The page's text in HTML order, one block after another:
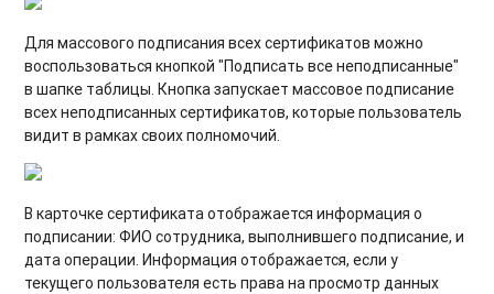
Для массового подписания всех сертификатов можно
воспользоватьсякнопкой "Подписать все неподписанные"
в шапке таблицы. Кнопка запускает массовое подписание
всех неподписанных сертификатов, которые пользователь
видит в рамках своих полномочий.
В карточке сертификата отображается информация о
подписании: ФИО сотрудника, выполнившего подписание, и
дата операции. Информация отображается, если у
текущего пользователя есть права на просмотр данных